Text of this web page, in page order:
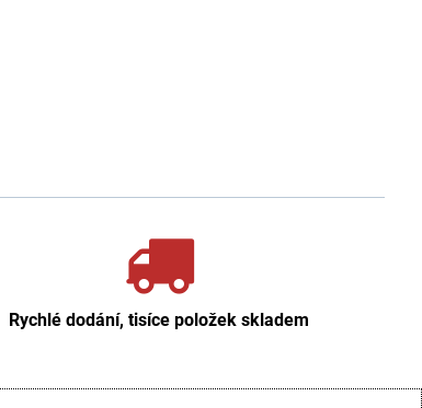
Rychlé dodání, tisíce položek skladem